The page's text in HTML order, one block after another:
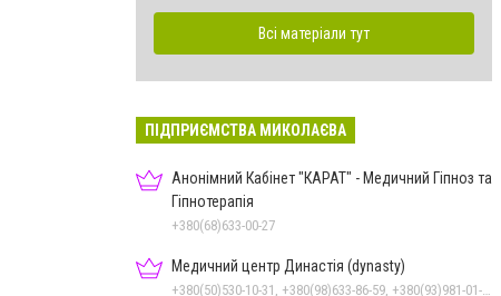
Всі матеріали тут
ПІДПРИЄМСТВА МИКОЛАЄВА
Анонімний Кабінет "КАРАТ" - Медичний Гіпноз та
Гіпнотерапія
+380(68)633-00-27
Медичний центр Династія (dynasty)